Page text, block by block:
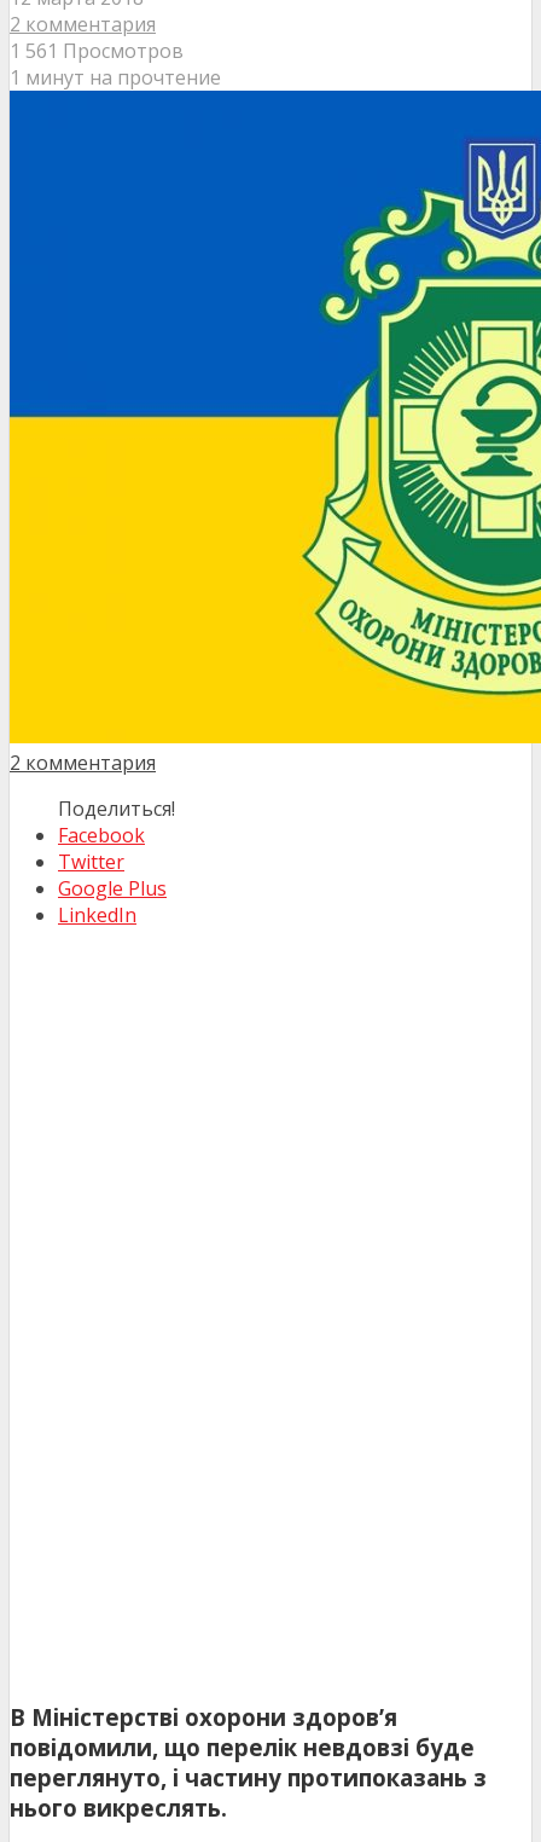
2 комментария
1 561 Просмотров
1 минут на прочтение
2 комментария
Поделиться!
Facebook
Twitter
Google Plus
LinkedIn
В Міністерстві охорони здоров’я
повідомили, що перелік невдовзі буде
переглянуто, і частину протипоказань з
нього викреслять.